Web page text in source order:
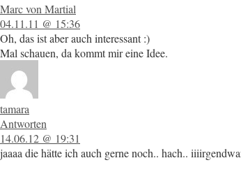
Marc von Martial
04.11.11 @ 15:36
Oh, das ist aber auch interessant :)
Mal schauen, da kommt mir eine Idee.
tamara
Antworten
14.06.12 @ 19:31
jaaaa die hätte ich auch gerne noch.. hach..